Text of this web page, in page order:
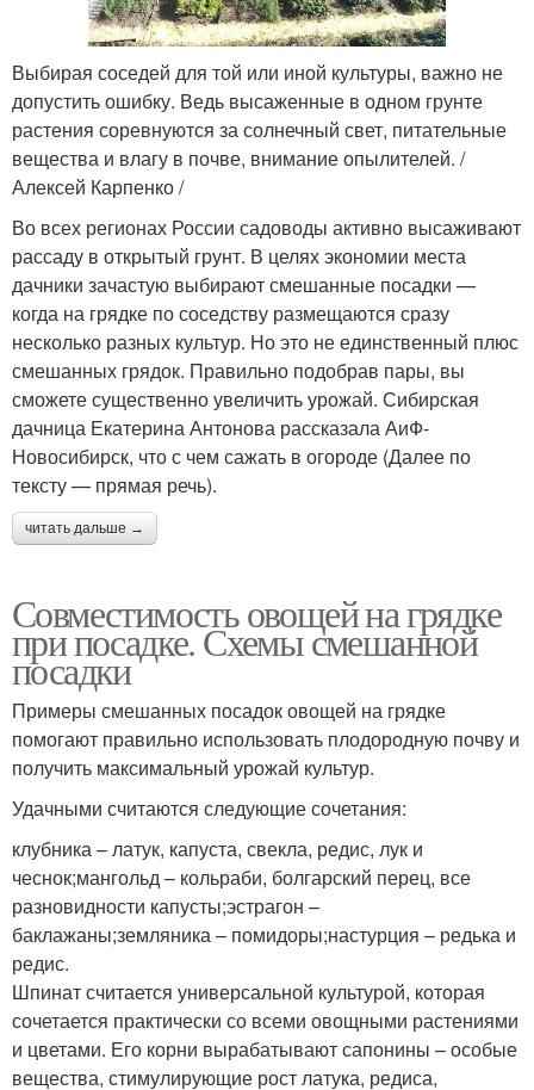
Выбирая соседей для той или иной культуры, важно не
допустить ошибку. Ведь высаженные в одном грунте
растения соревнуются за солнечный свет, питательные
вещества и влагу в почве, внимание опылителей. /
Алексей Карпенко /
Во всех регионах России садоводы активно высаживают
рассаду в открытый грунт. В целях экономии места
дачники зачастую выбирают смешанные посадки —
когда на грядке по соседству размещаются сразу
несколько разных культур. Но это не единственный плюс
смешанных грядок. Правильно подобрав пары, вы
сможете существенно увеличить урожай. Сибирская
дачница Екатерина Антонова рассказала АиФ-
Новосибирск, что с чем сажать в огороде (Далее по
тексту — прямая речь).
читать дальше →
Совместимость овощей на грядке
при посадке. Схемы смешанной
посадки
Примеры смешанных посадок овощей на грядке
помогают правильно использовать плодородную почву и
получить максимальный урожай культур.
Удачными считаются следующие сочетания:
клубника – латук, капуста, свекла, редис, лук и
чеснок;мангольд – кольраби, болгарский перец, все
разновидности капусты;эстрагон –
баклажаны;земляника – помидоры;настурция – редька и
редис.
Шпинат считается универсальной культурой, которая
сочетается практически со всеми овощными растениями
и цветами. Его корни вырабатывают сапонины – особые
вещества, стимулирующие рост латука, редиса,